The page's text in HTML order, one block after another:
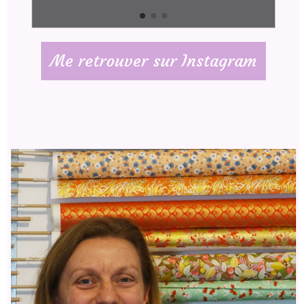
Me retrouver sur Instagram